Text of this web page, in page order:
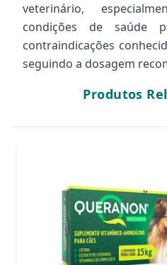
veterinário,
condições de saúde
contraindicações
seguindo a dosagem
Produtos